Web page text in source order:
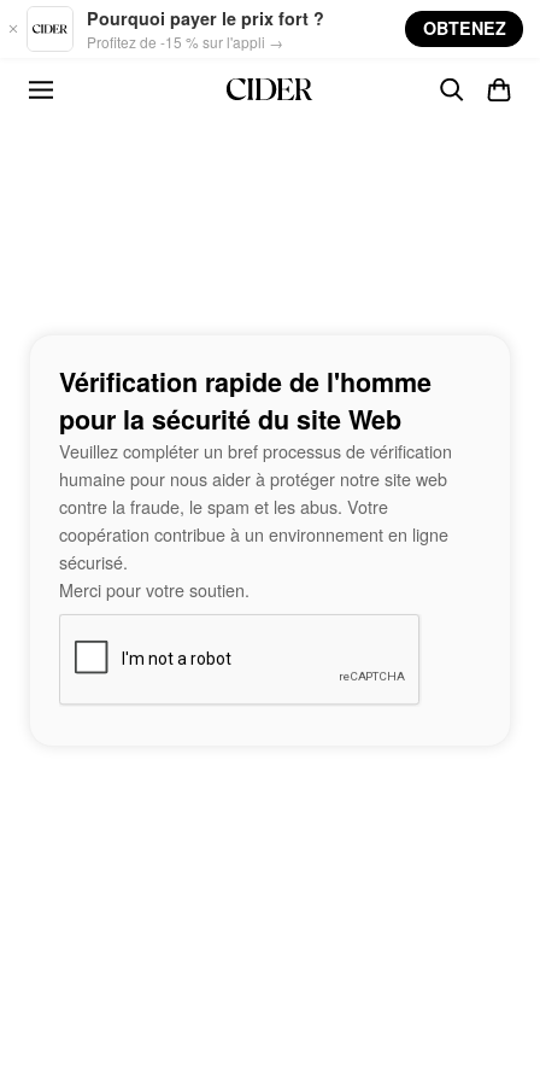
Skip to main content
Pourquoi payer le prix fort ?
Profitez de -15 % sur l'appli →
OBTENEZ
Vérification rapide de l'homme
pour la sécurité du site Web
Veuillez compléter un bref processus de vérification
humaine pour nous aider à protéger notre site web
contre la fraude, le spam et les abus. Votre
coopération contribue à un environnement en ligne
sécurisé.
Merci pour votre soutien.